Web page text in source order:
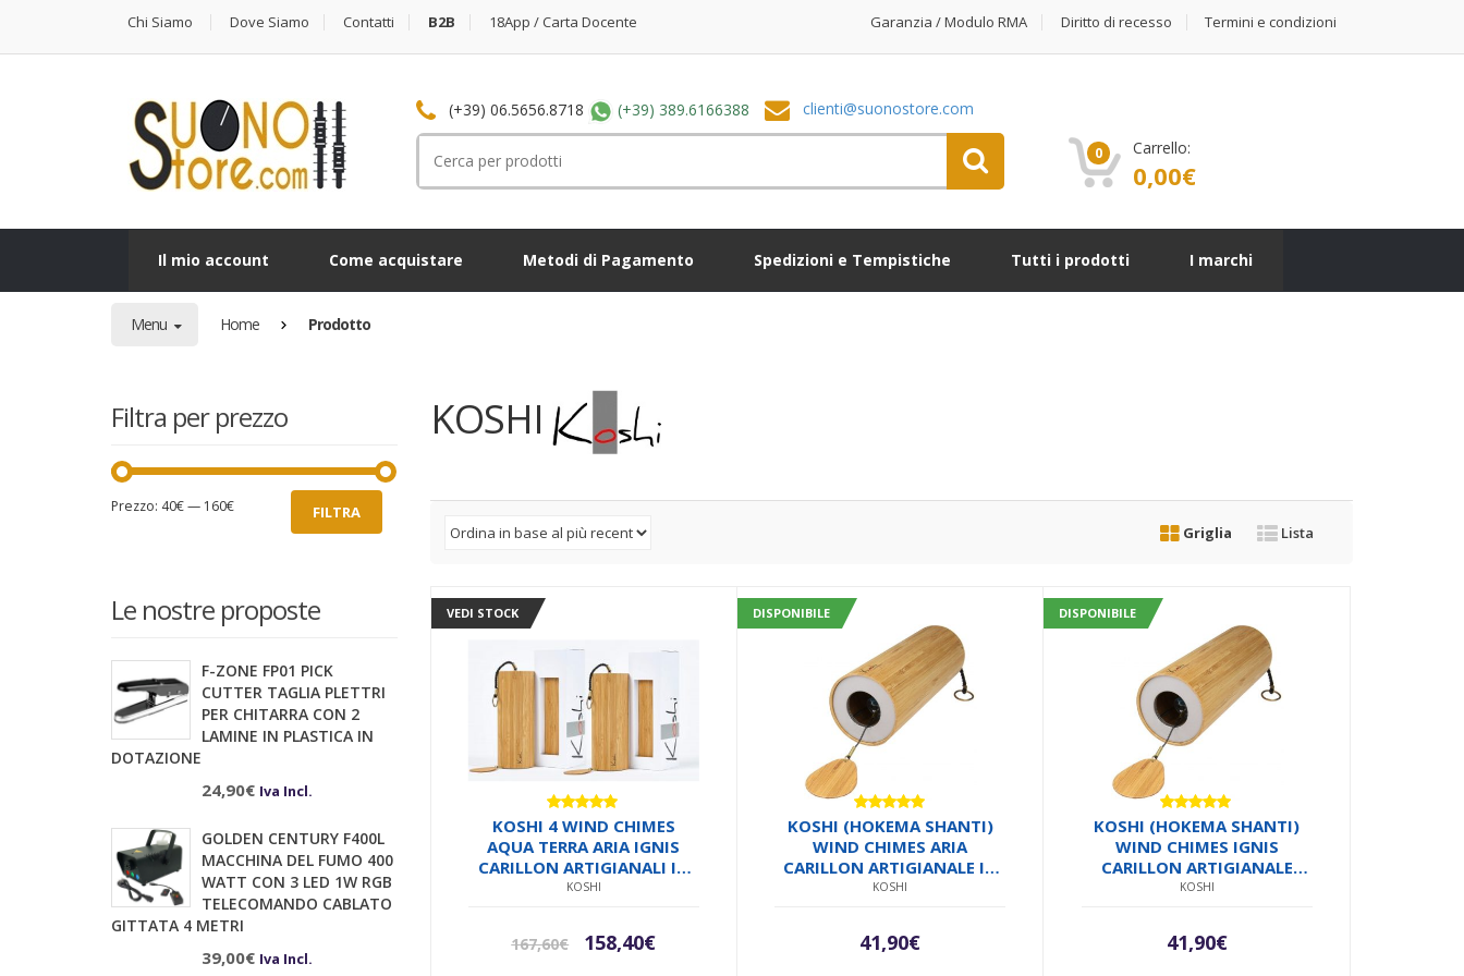
Chi Siamo Dove Siamo Contatti B2B 18App / Carta Docente Garanzia / Modulo RMA Diritto di recesso Termini e condizioni
(+39) 06.5656.8718 (+39) 389.6166388
clienti@suonostore.com
per:
0 Carrello:
0,00€
Il mio account Come acquistare Metodi di Pagamento Spedizioni e Tempistiche Tutti i prodotti I marchi
Menu Home Prodotto
KOSHI
Griglia Lista
VEDI STOCK
Valutato
5.00su 5
KOSHI 4 WIND CHIMES
AQUA TERRA ARIA IGNIS
CARILLON ARTIGIANALI IN
BAMBOO FATTO A MANO IN
KOSHI
167,60€
Il
158,40€Il
DISPONIBILE
Valutato
4.95su 5
KOSHI (HOKEMA SHANTI)
WIND CHIMES ARIA
CARILLON ARTIGIANALE IN
BAMBOO FATTO A MANO IN
MADE IN EUROPE
KOSHI
41,90€
DISPONIBILE
Valutato
5.00su 5
KOSHI (HOKEMA SHANTI)
WIND CHIMES IGNIS
CARILLON ARTIGIANALE
FUOCO IN BAMBOO FATTO
METALLO MADE IN EUROPE
KOSHI
41,90€
Filtra per prezzo
Prezzo
Prezzo
FILTRA
Prezzo: 40€— 160€
Le nostre proposte
F-ZONE FP01 PICK
CUTTER TAGLIA PLETTRI
PER CHITARRA CON 2
LAMINE IN PLASTICA IN
DOTAZIONE
24,90€ Iva Incl.
GOLDEN CENTURY F400L
MACCHINA DEL FUMO 400
WATT CON 3 LED 1W RGB
TELECOMANDO CABLATO
GITTATA 4 METRI
39,00€ Iva Incl.